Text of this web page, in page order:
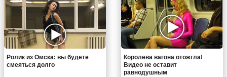
Ролик из Омска: вы будете
смеяться долго
Королева вагона отожгла!
Видео не оставит
равнодушным